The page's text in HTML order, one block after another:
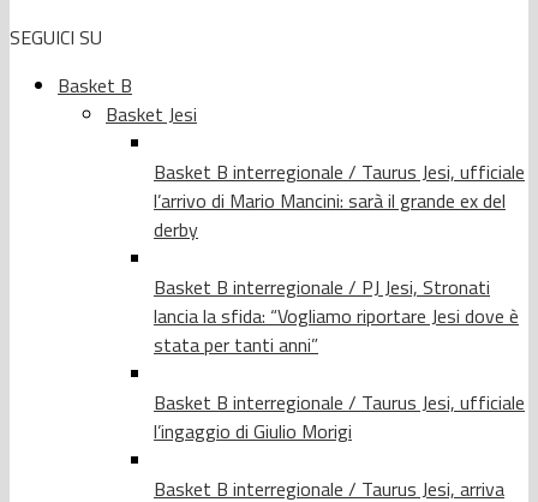
SEGUICI SU
Basket B
Basket Jesi
Basket B interregionale / Taurus Jesi, ufficiale
l’arrivo di Mario Mancini: sarà il grande ex del
derby
Basket B interregionale / PJ Jesi, Stronati
lancia la sfida: “Vogliamo riportare Jesi dove è
stata per tanti anni”
Basket B interregionale / Taurus Jesi, ufficiale
l’ingaggio di Giulio Morigi
Basket B interregionale / Taurus Jesi, arriva